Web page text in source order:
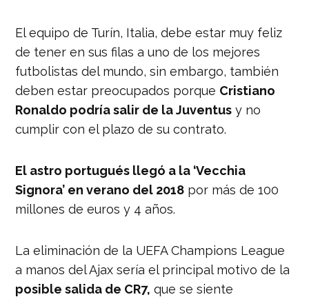
El equipo de Turín, Italia, debe estar muy feliz
de tener en sus filas a uno de los mejores
futbolistas del mundo, sin embargo, también
deben estar preocupados porque Cristiano
Ronaldo podría salir de la Juventus y no
cumplir con el plazo de su contrato.
El astro portugués llegó a la ‘Vecchia
Signora’ en verano del 2018 por más de 100
millones de euros y 4 años.
La eliminación de la UEFA Champions League
a manos del Ajax sería el principal motivo de la
posible salida de CR7, que se siente